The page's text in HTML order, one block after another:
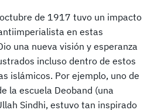
de 1917 tuvo un impacto
en estas
una nueva visión y esperanza
incluso dentro de estos
islámicos. Por ejemplo, uno de
la escuela Deoband (una
Sindhi, estuvo tan inspirado